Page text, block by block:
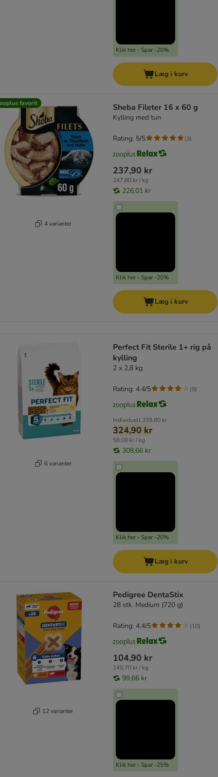
Klik her - Spar -20%
Læg i kurv
favorit
4 varianter
Sheba Fileter 16 x 60 g
Kylling med tun
237,90 kr
247,80 kr / kg
226,01 kr
Klik her - Spar -20%
Rating: 5/5 (3)
Læg i kurv
6 varianter
Perfect Fit Sterile 1+ rig på
kylling
2 x 2,8 kg
Individuelt 339,80 kr
324,90 kr
58,00 kr / kg
308,66 kr
Klik her - Spar -20%
Rating: 4.4/5 (9)
Læg i kurv
12 varianter
Pedigree DentaStix
28 stk. Medium (720 g)
104,90 kr
145,70 kr / kg
99,66 kr
Klik her - Spar -25%
Rating: 4.4/5 (10)